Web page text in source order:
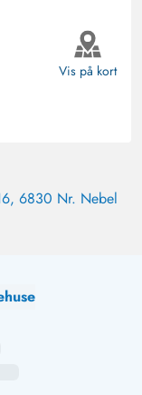
Vis på kort
6830 Nr. Nebel